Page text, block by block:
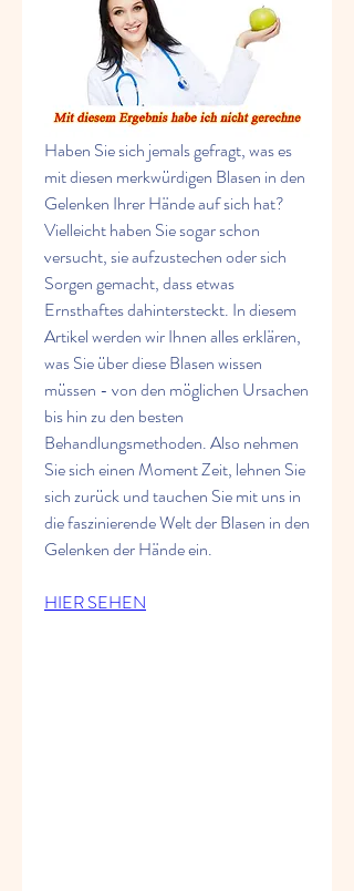
Haben Sie sich jemals gefragt, was es
mit diesen merkwürdigen Blasen in den
Gelenken Ihrer Hände auf sich hat?
Vielleicht haben Sie sogar schon
versucht, sie aufzustechen oder sich
Sorgen gemacht, dass etwas
Ernsthaftes dahintersteckt. In diesem
Artikel werden wir Ihnen alles erklären,
was Sie über diese Blasen wissen
müssen - von den möglichen Ursachen
bis hin zu den besten
Behandlungsmethoden. Also nehmen
Sie sich einen Moment Zeit, lehnen Sie
sich zurück und tauchen Sie mit uns in
die faszinierende Welt der Blasen in den
Gelenken der Hände ein.
HIER SEHEN